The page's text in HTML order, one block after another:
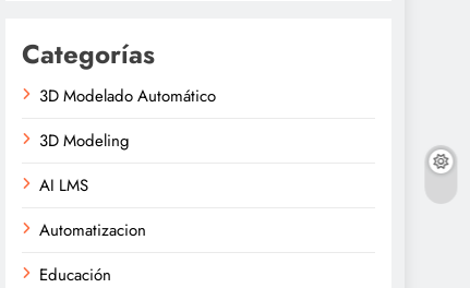
Categorías
3D Modelado Automático
3D Modeling
AI LMS
Automatizacion
Educación